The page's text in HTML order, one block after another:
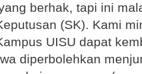
berhak, tapi ini
(SK). Kami
UISU dapat
diperbolehkan